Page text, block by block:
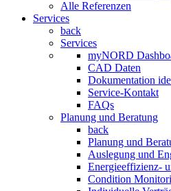
Alle Referenzen
Services
back
Services
myNORD
CAD Daten
Dokumentation
Service-Kontakt
FAQs
Planung und Beratung
back
Planung und
Auslegung und
Energieeffizienz-
Condition